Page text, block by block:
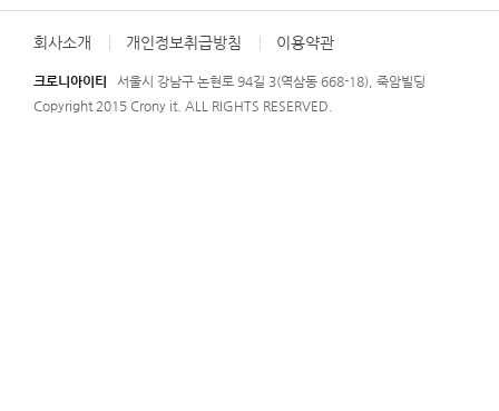
회사소개 개인정보취급방침 이용약관
크로니아이티
서울시 강남구 논현로 94길 3(역삼동 668-18), 죽암빌딩
Copyright 2015 Crony it. ALL RIGHTS RESERVED.